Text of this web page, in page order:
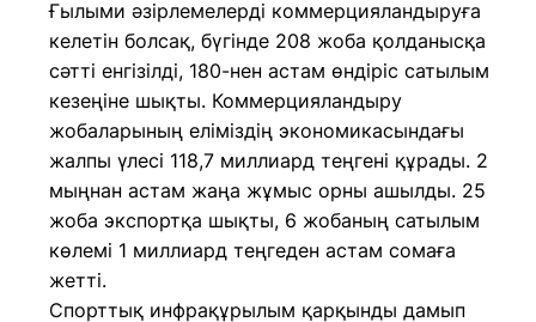
Ғылыми әзірлемелерді коммерцияландыруға
келетін болсақ, бүгінде 208 жоба қолданысқа
сәтті енгізілді, 180-нен астам өндіріс сатылым
кезеңіне шықты. Коммерцияландыру
жобаларының еліміздің экономикасындағы
жалпы үлесі 118,7 миллиард теңгені құрады. 2
мыңнан астам жаңа жұмыс орны ашылды. 25
жоба экспортқа шықты, 6 жобаның сатылым
көлемі 1 миллиард теңгеден астам сомаға
жетті.
Спорттық инфрақұрылым қарқынды дамып